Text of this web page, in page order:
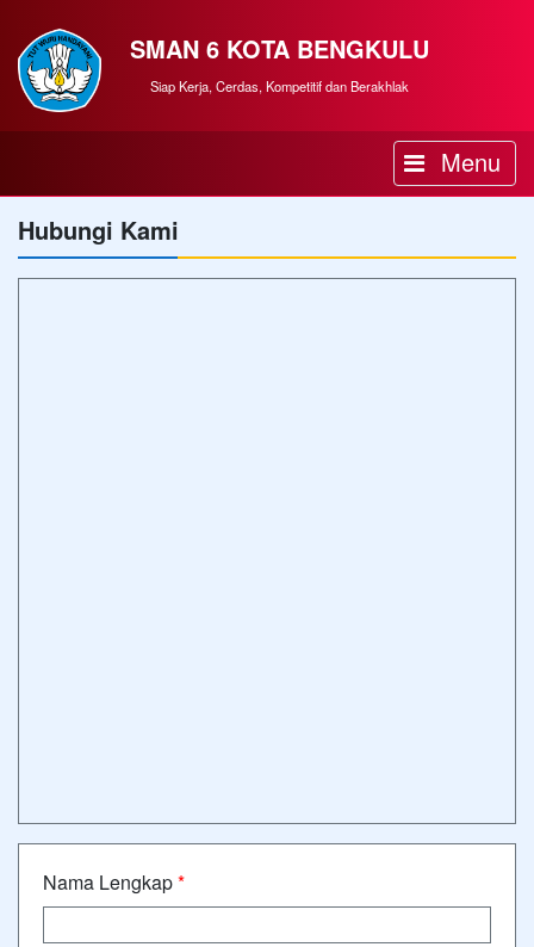
SMAN 6 KOTA BENGKULU
Siap Kerja, Cerdas, Kompetitif dan Berakhlak
Menu
Hubungi Kami
Nama Lengkap*